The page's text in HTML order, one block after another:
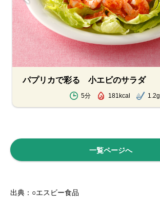
パプリカで彩る 小エビのサラダ
5分 181kcal 1.2g
一覧ページへ
出典：○エスビー食品